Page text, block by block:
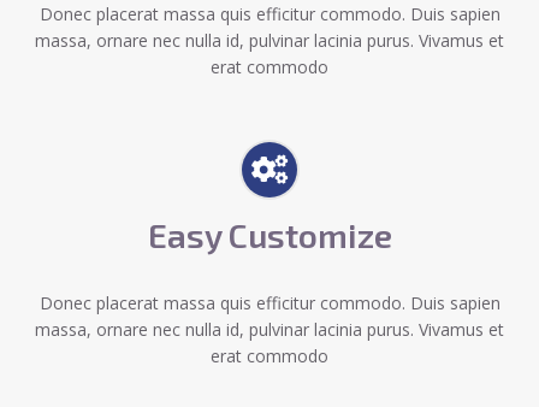
Donec placerat massa quis efficitur commodo. Duis sapien
massa, ornare nec nulla id, pulvinar lacinia purus. Vivamus et
erat commodo
Easy Customize
Donec placerat massa quis efficitur commodo. Duis sapien
massa, ornare nec nulla id, pulvinar lacinia purus. Vivamus et
erat commodo